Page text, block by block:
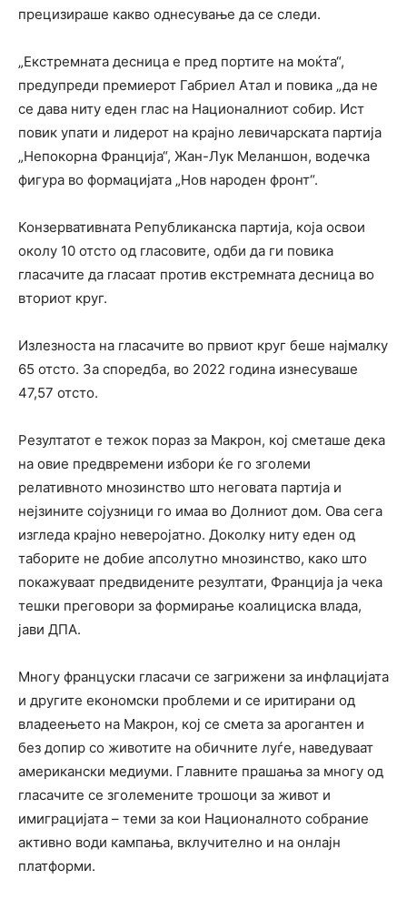
прецизираше какво однесување да се следи.
„Екстремната десница е пред портите на моќта“,
предупреди премиерот Габриел Атал и повика „да не
се дава ниту еден глас на Националниот собир. Ист
повик упати и лидерот на крајно левичарската партија
„Непокорна Франција“, Жан-Лук Меланшон, водечка
фигура во формацијата „Нов народен фронт“.
Конзервативната Републиканска партија, која освои
околу 10 отсто од гласовите, одби да ги повика
гласачите да гласаат против екстремната десница во
вториот круг.
Излезноста на гласачите во првиот круг беше најмалку
65 отсто. За споредба, во 2022 година изнесуваше
47,57 отсто.
Резултатот е тежок пораз за Макрон, кој сметаше дека
на овие предвремени избори ќе го зголеми
релативното мнозинство што неговата партија и
нејзините сојузници го имаа во Долниот дом. Ова сега
изгледа крајно неверојатно. Доколку ниту еден од
таборите не добие апсолутно мнозинство, како што
покажуваат предвидените резултати, Франција ја чека
тешки преговори за формирање коалициска влада,
јави ДПА.
Многу француски гласачи се загрижени за инфлацијата
и другите економски проблеми и се иритирани од
владеењето на Макрон, кој се смета за арогантен и
без допир со животите на обичните луѓе, наведуваат
американски медиуми. Главните прашања за многу од
гласачите се зголемените трошоци за живот и
имиграцијата – теми за кои Националното собрание
активно води кампања, вклучително и на онлајн
платформи.